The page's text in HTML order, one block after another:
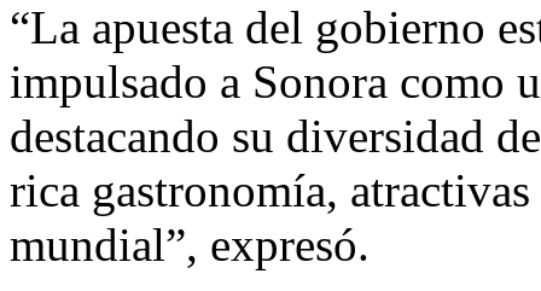
“La apuesta del gobierno
impulsado a Sonora como
destacando su diversidad
rica gastronomía,
mundial”, expresó.